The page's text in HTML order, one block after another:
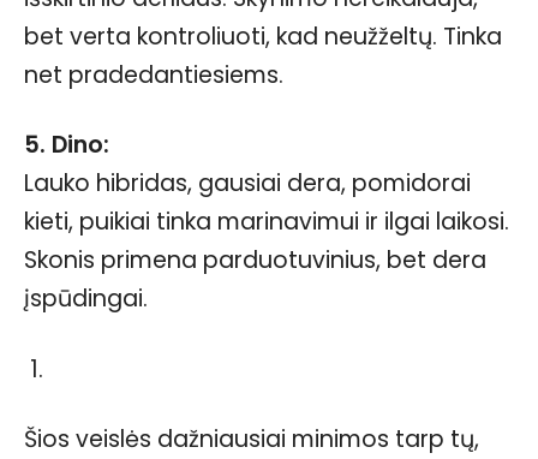
bet verta kontroliuoti, kad neužželtų. Tinka
net pradedantiesiems.
5. Dino:
Lauko hibridas, gausiai dera, pomidorai
kieti, puikiai tinka marinavimui ir ilgai laikosi.
Skonis primena parduotuvinius, bet dera
įspūdingai.
Šios veislės dažniausiai minimos tarp tų,